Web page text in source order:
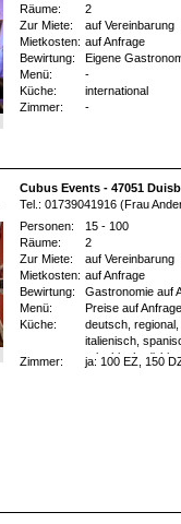
Räume:
2
Zur Miete:
auf Vereinbarung
Mietkosten: auf Anfrage
Bewirtung:
Eigene
Menü:
-
Küche:
international
Zimmer:
-
Cubus Events - 47051
Tel.: 01739041916 (Frau
Personen:
15 - 100
Räume:
2
Zur Miete:
auf Vereinbarung
Mietkosten: auf Anfrage
Bewirtung:
Gastronomie auf
Menü:
Preise auf Anfrage
Küche:
deutsch,
italienisch,
griechisch,
Zimmer: ja: 100 EZ , 150